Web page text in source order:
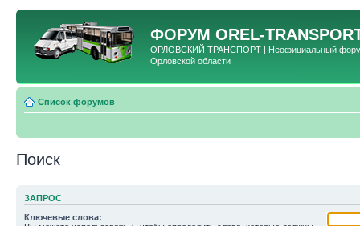
ФОРУМ OREL-
ОРЛОВСКИЙ ТРАНСПОРТ | Неофициальный форум
Орловской области
Список форумов
Поиск
ЗАПРОС
Ключевые слова: